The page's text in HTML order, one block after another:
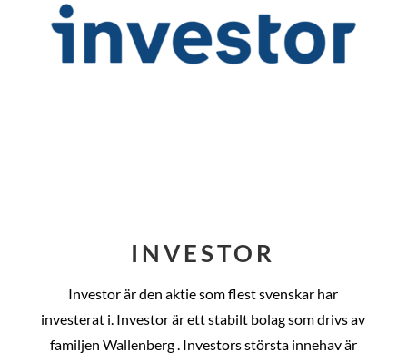
INVESTOR
Investor är den aktie som flest svenskar har
investerat i. Investor är ett stabilt bolag som drivs av
familjen Wallenberg . Investors största innehav är